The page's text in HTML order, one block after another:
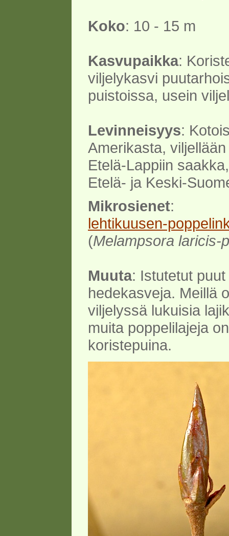
Koko: 10 - 15 m
Kasvupaikka:
viljelykasvi
puistoissa, usein
Levinneisyys:
Amerikasta,
Etelä-Lappiin
Etelä- ja Keski-
Mikrosienet:
lehtikuusen-
(Melampsora laricis-
Muuta: Istutetut
hedekasveja. Meillä
viljelyssä lukuisia
muita poppelilajeja
koristepuina.